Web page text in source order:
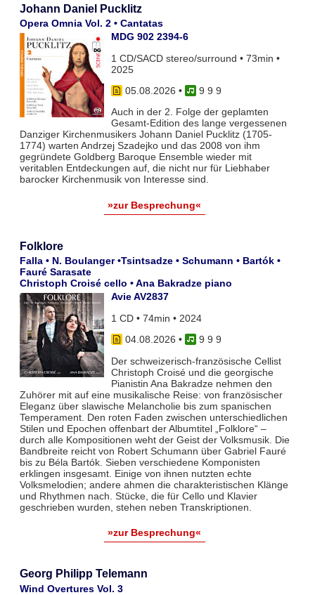
Johann Daniel Pucklitz
Opera Omnia Vol. 2 • Cantatas
MDG 902 2394-6
1 CD/SACD stereo/surround • 73min •
2025
05.08.2026 •
9 9 9
Auch in der 2. Folge der geplamten
Gesamt-Edition des lange vergessenen
Danziger Kirchenmusikers Johann Daniel Pucklitz (1705-
1774) warten Andrzej Szadejko und das 2008 von ihm
gegründete Goldberg Baroque Ensemble wieder mit
veritablen Entdeckungen auf, die nicht nur für Liebhaber
barocker Kirchenmusik von Interesse sind.
»zur Besprechung«
Folklore
Falla • N. Boulanger •Tsintsadze • Schumann • Bartók •
Fauré Sarasate
Christoph Croisé cello • Ana Bakradze piano
Avie AV2837
1 CD • 74min • 2024
04.08.2026 •
9 9 9
Der schweizerisch-französische Cellist
Christoph Croisé und die georgische
Pianistin Ana Bakradze nehmen den
Zuhörer mit auf eine musikalische Reise: von französischer
Eleganz über slawische Melancholie bis zum spanischen
Temperament. Den roten Faden zwischen unterschiedlichen
Stilen und Epochen offenbart der Albumtitel „Folklore“ –
durch alle Kompositionen weht der Geist der Volksmusik. Die
Bandbreite reicht von Robert Schumann über Gabriel Fauré
bis zu Béla Bartók. Sieben verschiedene Komponisten
erklingen insgesamt. Einige von ihnen nutzten echte
Volksmelodien; andere ahmen die charakteristischen Klänge
und Rhythmen nach. Stücke, die für Cello und Klavier
geschrieben wurden, stehen neben Transkriptionen.
»zur Besprechung«
Georg Philipp Telemann
Wind Overtures Vol. 3